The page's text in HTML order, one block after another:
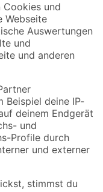
mehr verpassen!